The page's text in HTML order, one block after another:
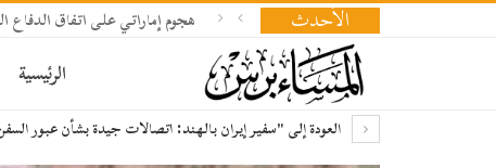
الأحدث هجوم إماراتي على اتفاق الدفاع
الرئيسية
العودة إلى "سفير إيران بالهند: اتصالات جيدة بشأن عبور